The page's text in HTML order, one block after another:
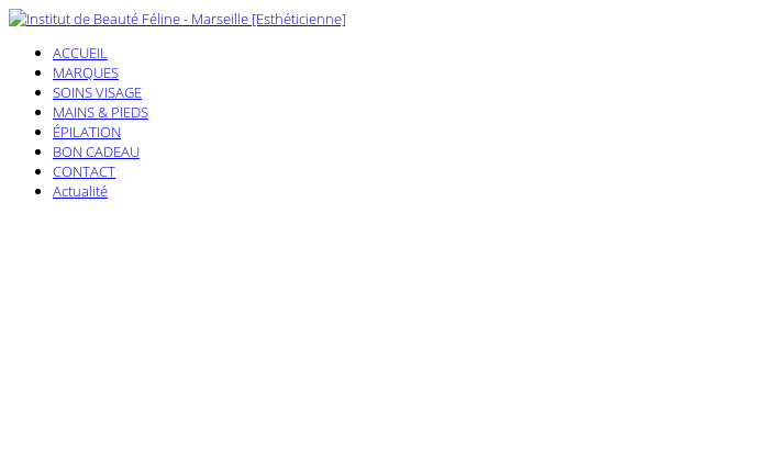
ACCUEIL
MARQUES
SOINS VISAGE
MAINS & PIEDS
ÉPILATION
BON CADEAU
CONTACT
Actualité